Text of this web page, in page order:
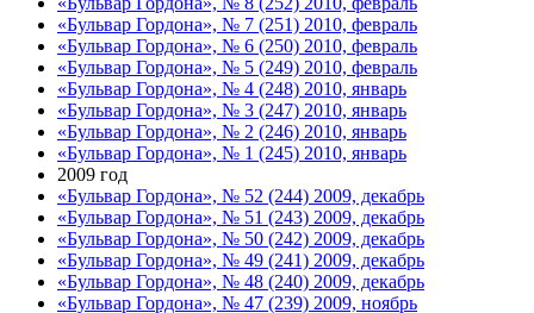
«Бульвар Гордона», № 7 (251) 2010, февраль
«Бульвар Гордона», № 6 (250) 2010, февраль
«Бульвар Гордона», № 5 (249) 2010, февраль
«Бульвар Гордона», № 4 (248) 2010, январь
«Бульвар Гордона», № 3 (247) 2010, январь
«Бульвар Гордона», № 2 (246) 2010, январь
«Бульвар Гордона», № 1 (245) 2010, январь
2009 год
«Бульвар Гордона», № 52 (244) 2009, декабрь
«Бульвар Гордона», № 51 (243) 2009, декабрь
«Бульвар Гордона», № 50 (242) 2009, декабрь
«Бульвар Гордона», № 49 (241) 2009, декабрь
«Бульвар Гордона», № 48 (240) 2009, декабрь
«Бульвар Гордона», № 47 (239) 2009, ноябрь